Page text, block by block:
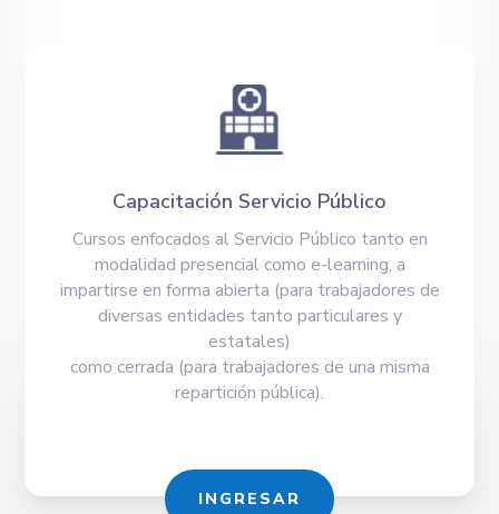
Capacitación Servicio Público
Cursos enfocados al Servicio Público tanto en
modalidad presencial como e-learning, a
impartirse en forma abierta (para trabajadores de
diversas entidades tanto particulares y
estatales)
como cerrada (para trabajadores de una misma
repartición pública).
INGRESAR